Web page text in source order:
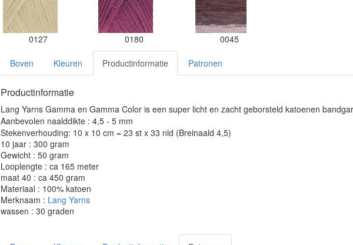
0127 0180 0045
Boven Kleuren Productinformatie Patronen
Productinformatie
Lang Yarns Gamma en Gamma Color is een super licht en zacht geborsteld katoenen
Aanbevolen naalddikte : 4,5 - 5 mm
Stekenverhouding: 10 x 10 cm = 23 st x 33 nld (Breinaald 4,5)
10 jaar : 300 gram
Gewicht : 50 gram
Looplengte : ca 165 meter
maat 40 : ca 450 gram
Materiaal : 100% katoen
Merknaam : Lang Yarns
wassen : 30 graden